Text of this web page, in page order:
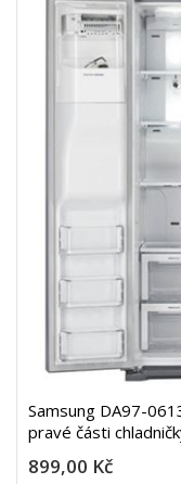
Samsung DA97-
pravé části
899,00 Kč